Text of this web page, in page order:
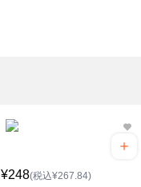
¥248(税込¥267.84)